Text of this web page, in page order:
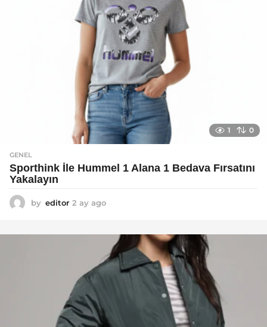
1 0
GENEL
Sporthink İle Hummel 1 Alana 1 Bedava Fırsatını
Yakalayın
by editor 2 ay ago
a
g
o